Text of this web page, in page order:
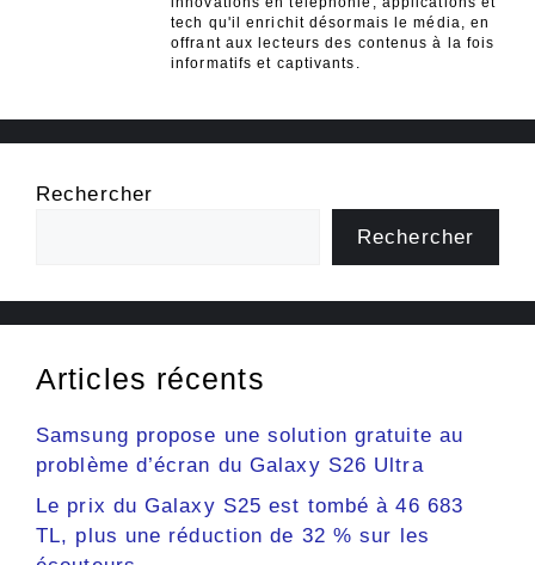
tech qu'il enrichit désormais le média, en
offrant aux lecteurs des contenus à la fois
informatifs et captivants.
Rechercher
Rechercher
Articles récents
Samsung propose une solution gratuite au
problème d’écran du Galaxy S26 Ultra
Le prix du Galaxy S25 est tombé à 46 683
TL, plus une réduction de 32 % sur les